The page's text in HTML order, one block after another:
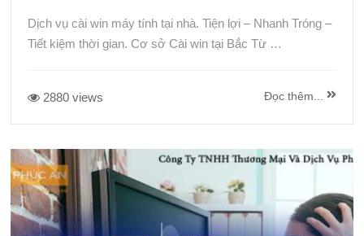
Dịch vụ cài win máy tính tại nhà. Tiện lợi – Nhanh Tróng –
Tiết kiệm thời gian. Cơ sở Cài win tại Bắc Từ …
2880 views Đọc thêm...